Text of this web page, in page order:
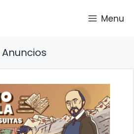
Menu
Anuncios